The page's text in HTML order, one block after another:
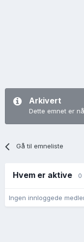
Arkivert
Dette emnet er
Gå til emneliste
Hvem er aktive 0
Ingen innloggede